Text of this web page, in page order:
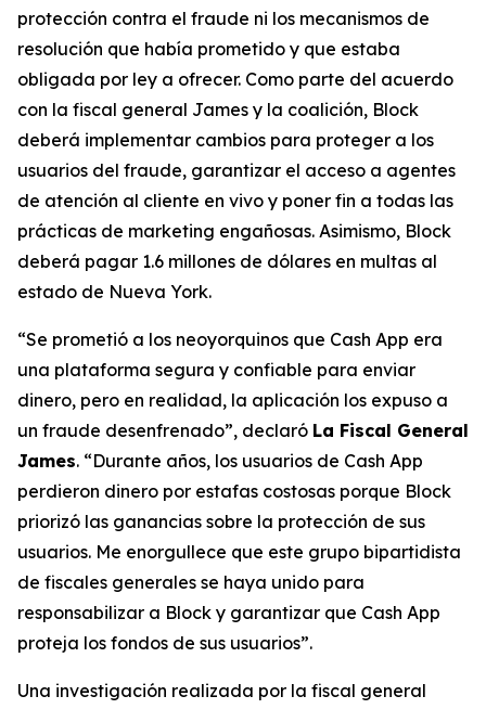
protección contra el fraude ni los mecanismos de
resolución que había prometido y que estaba
obligada por ley a ofrecer. Como parte del acuerdo
con la fiscal general James y la coalición, Block
deberá implementar cambios para proteger a los
usuarios del fraude, garantizar el acceso a agentes
de atención al cliente en vivo y poner fin a todas las
prácticas de marketing engañosas. Asimismo, Block
deberá pagar 1.6 millones de dólares en multas al
estado de Nueva York.
“Se prometió a los neoyorquinos que Cash App era
una plataforma segura y confiable para enviar
dinero, pero en realidad, la aplicación los expuso a
un fraude desenfrenado”, declaró La Fiscal General
James. “Durante años, los usuarios de Cash App
perdieron dinero por estafas costosas porque Block
priorizó las ganancias sobre la protección de sus
usuarios. Me enorgullece que este grupo bipartidista
de fiscales generales se haya unido para
responsabilizar a Block y garantizar que Cash App
proteja los fondos de sus usuarios”.
Una investigación realizada por la fiscal general